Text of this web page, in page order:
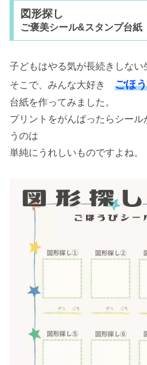
図形探し
ご褒美シール&スタンプ台紙
子どもはやる気が長続きしない
そこで、みんな大好き ごほ
台紙を作ってみました。
プリントをがんばったらシー
うのは
単純にうれしいものですよね。